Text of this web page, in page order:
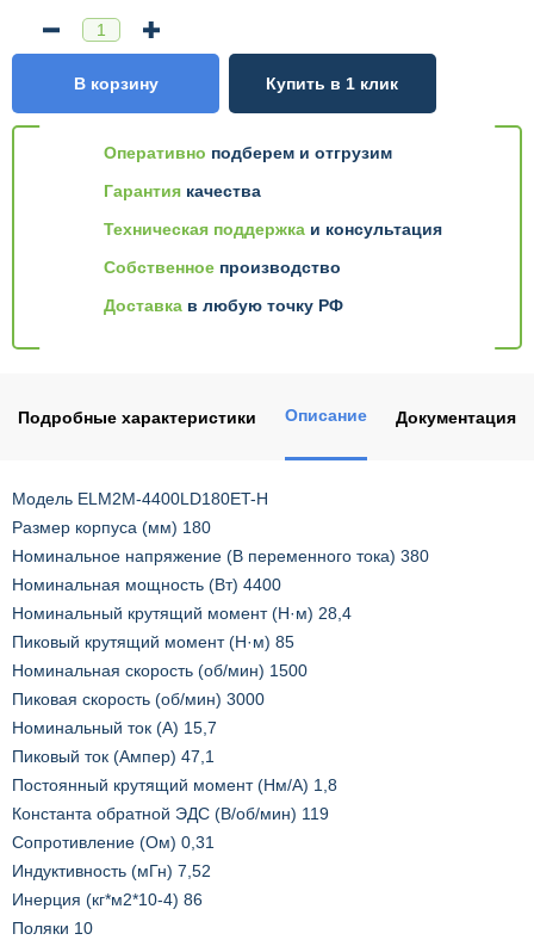
Оперативно подберем и отгрузим
Гарантия качества
Техническая поддержка и консультация
Собственное производство
Доставка в любую точку РФ
В корзину Купить в 1 клик
Подробные характеристики Описание Документация
Модель ELM2M-4400LD180ET-H
Размер корпуса (мм) 180
Номинальное напряжение (В переменного тока) 380
Номинальная мощность (Вт) 4400
Номинальный крутящий момент (Н·м) 28,4
Пиковый крутящий момент (Н·м) 85
Номинальная скорость (об/мин) 1500
Пиковая скорость (об/мин) 3000
Номинальный ток (А) 15,7
Пиковый ток (Ампер) 47,1
Постоянный крутящий момент (Нм/А) 1,8
Константа обратной ЭДС (В/об/мин) 119
Сопротивление (Ом) 0,31
Индуктивность (мГн) 7,52
Инерция (кг*м2*10-4) 86
Поляки 10